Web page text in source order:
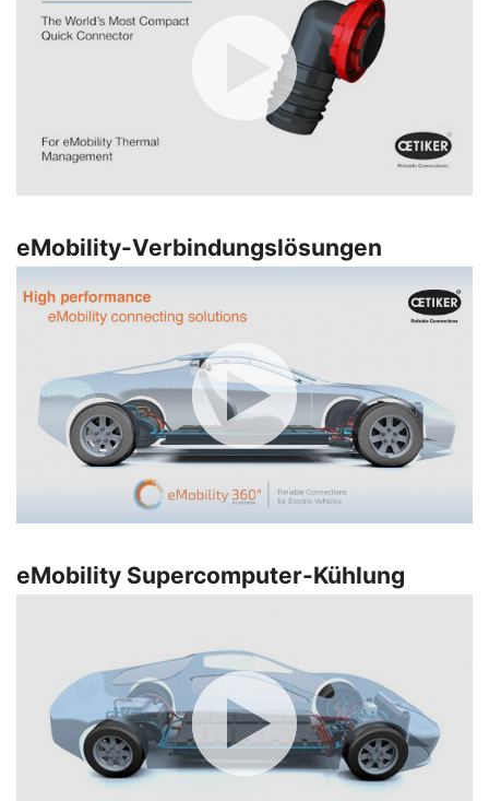
eMobility-Verbindungslösungen
eMobility Supercomputer-Kühlung